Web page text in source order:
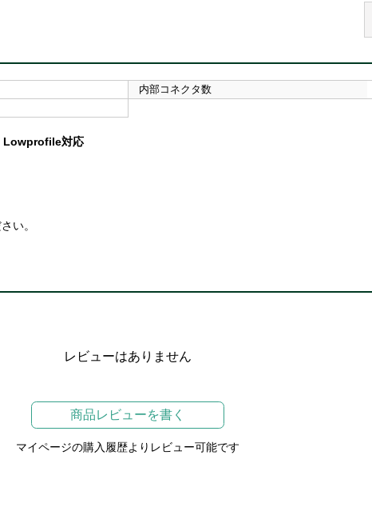
内部コネクタ数
Lowprofile対応
い。
レビューはありません
商品レビューを書く
マイページの購入履歴よりレビュー可能です